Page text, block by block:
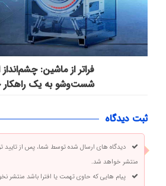
فراتر از ماشین:
شست‌وشو به یک راهکار
ثبت دیدگاه
دیدگاه های ارسال شده توسط شما، پس از
منتشر خواهد شد.
پیام هایی که حاوی تهمت یا افترا باشد منتشر